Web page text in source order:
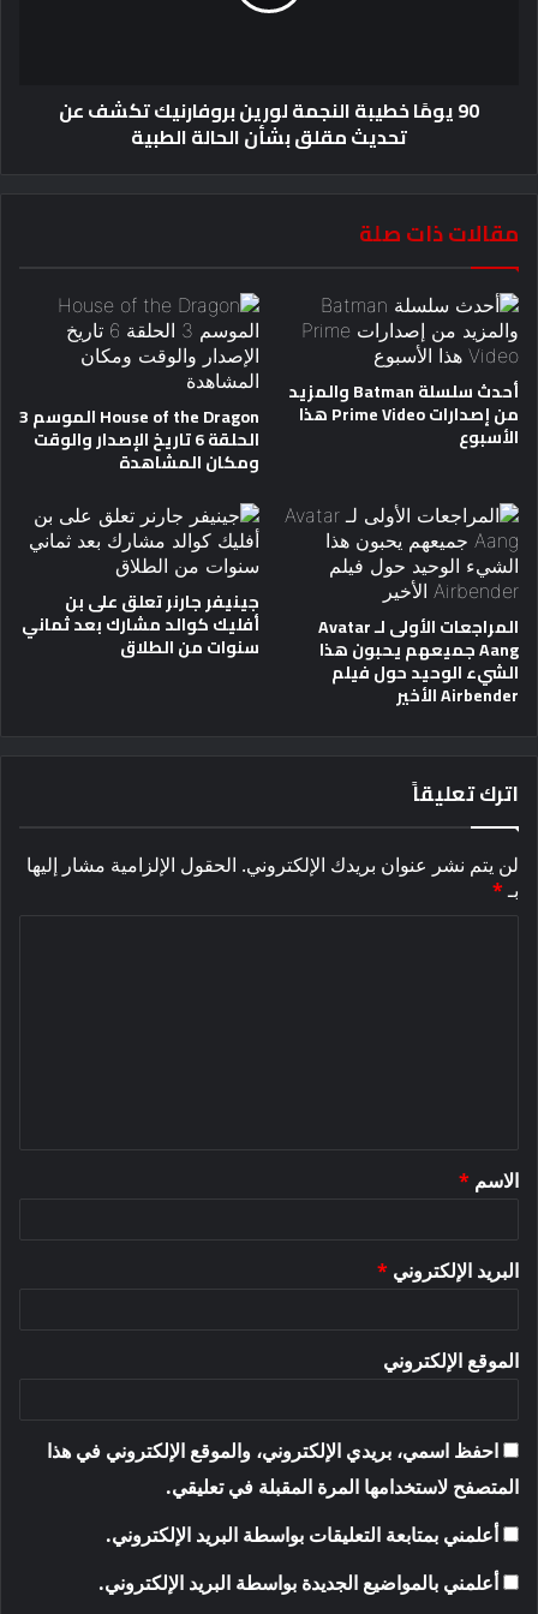
90 يومًا خطيبة النجمة لورين بروفارنيك تكشف عن
تحديث مقلق بشأن الحالة الطبية
مقالات ذات صلة
أحدث سلسلة Batman والمزيد
من إصدارات Prime Video هذا
الأسبوع
House of the Dragon الموسم 3
الحلقة 6 تاريخ الإصدار والوقت
ومكان المشاهدة
المراجعات الأولى لـ Avatar
Aang جميعهم يحبون هذا
الشيء الوحيد حول فيلم
Airbender الأخير
جينيفر جارنر تعلق على بن
أفليك كوالد مشارك بعد ثماني
سنوات من الطلاق
اترك تعليقاً
لن يتم نشر عنوان بريدك الإلكتروني. الحقول الإلزامية مشار إليها
بـ*
*
الاسم *
البريد الإلكتروني *
الموقع الإلكتروني
احفظ اسمي، بريدي الإلكتروني، والموقع الإلكتروني في هذا
المتصفح لاستخدامها المرة المقبلة في تعليقي.
أعلمني بمتابعة التعليقات بواسطة البريد الإلكتروني.
أعلمني بالمواضيع الجديدة بواسطة البريد الإلكتروني.